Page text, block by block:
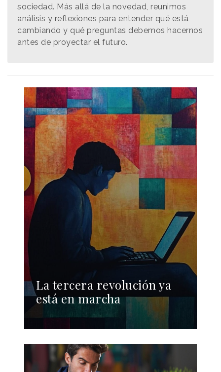
sociedad. Más allá de la novedad, reunimos
análisis y reflexiones para entender qué está
cambiando y qué preguntas debemos hacernos
antes de proyectar el futuro.
La tercera revolución ya
está en marcha